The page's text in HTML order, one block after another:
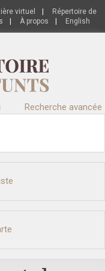
virtuel
Répertoire de
À propos English
Recherche avancée